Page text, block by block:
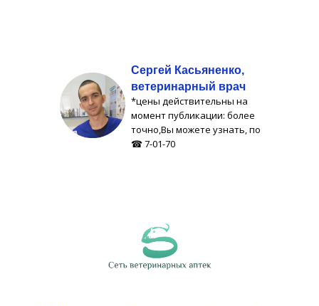
Сергей Касьяненко,
ветеринарный врач
*цены действительны на
момент публикации: более
точно,Вы можете узнать, по
☎ 7-01-70